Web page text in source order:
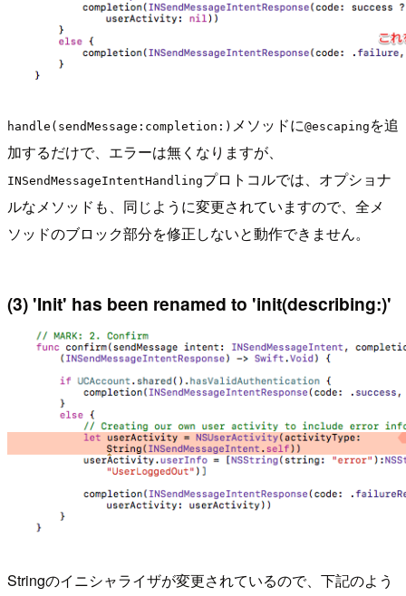
handle(sendMessage:completion:) メソッドに@escaping を追
加するだけで、エラーは無くなりますが、
INSendMessageIntentHandlingプロトコルでは、オプショナ
ルなメソッドも、同じように変更されていますので、全メ
ソッドのブロック部分を修正しないと動作できません。
(3) 'Init' has been renamed to 'init(describing:)'
Stringのイニシャライザが変更されているので、下記のよう